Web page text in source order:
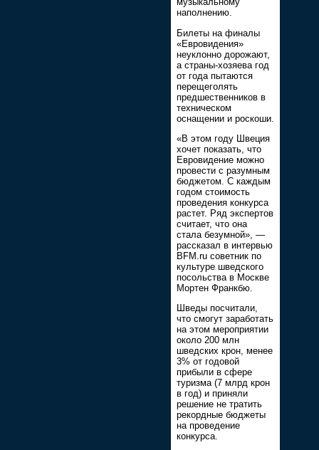
наполнению.
Билеты на финалы
«Евровидения»
неуклонно дорожают,
а страны-хозяева год
от года пытаются
перещеголять
предшественников в
техническом
оснащении и роскоши.
«В этом году Швеция
хочет показать, что
Евровидение можно
провести с разумным
бюджетом. С каждым
годом стоимость
проведения конкурса
растет. Ряд экспертов
считает, что она
стала безумной», —
рассказал в интервью
BFM.ru cоветник по
культуре шведского
посольства в Москве
Мортен Франкбю.
Шведы посчитали,
что смогут заработать
на этом мероприятии
около 200 млн
шведских крон, менее
3% от годовой
прибыли в сфере
туризма (7 млрд крон
в год) и приняли
решение не тратить
рекордные бюджеты
на проведение
конкурса.